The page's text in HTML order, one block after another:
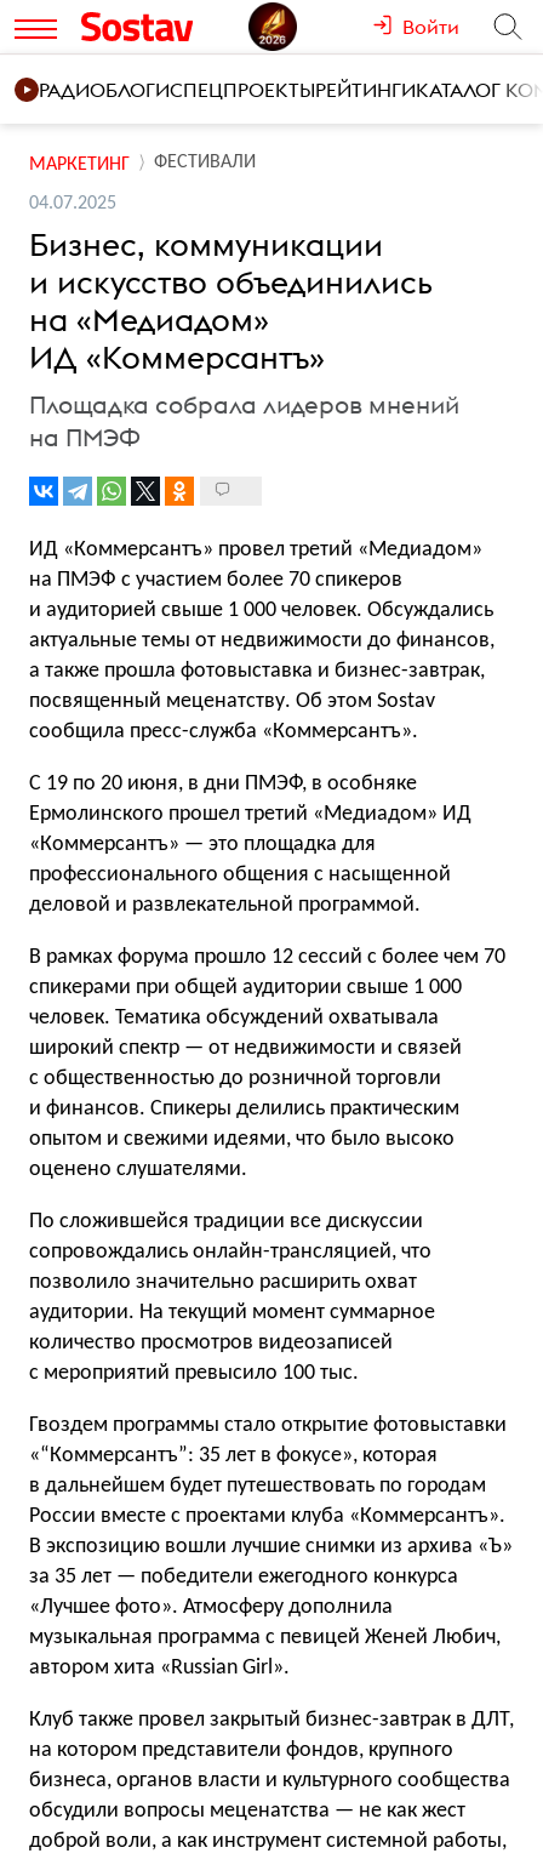
Войти
РАДИОБЛОГИСПЕЦПРОЕКТЫРЕЙТИНГИКАТАЛОГ
МАРКЕТИНГ ФЕСТИВАЛИ
04.07.2025
Бизнес, коммуникации
и искусство объединились
на «Медиадом»
ИД «Коммерсантъ»
Площадка собрала лидеров мнений
на ПМЭФ
ИД «Коммерсантъ» провел третий «Медиадом»
на ПМЭФ с участием более 70 спикеров
и аудиторией свыше 1 000 человек. Обсуждались
актуальные темы от недвижимости до финансов,
а также прошла фотовыставка и бизнес-завтрак,
посвященный меценатству. Об этом Sostav
сообщила пресс-служба «Коммерсантъ».
С 19 по 20 июня, в дни ПМЭФ, в особняке
Ермолинского прошел третий «Медиадом» ИД
«Коммерсантъ» — это площадка для
профессионального общения с насыщенной
деловой и развлекательной программой.
В рамках форума прошло 12 сессий с более чем 70
спикерами при общей аудитории свыше 1 000
человек. Тематика обсуждений охватывала
широкий спектр — от недвижимости и связей
с общественностью до розничной торговли
и финансов. Спикеры делились практическим
опытом и свежими идеями, что было высоко
оценено слушателями.
По сложившейся традиции все дискуссии
сопровождались онлайн-трансляцией, что
позволило значительно расширить охват
аудитории. На текущий момент суммарное
количество просмотров видеозаписей
с мероприятий превысило 100 тыс.
Гвоздем программы стало открытие фотовыставки
«“Коммерсантъ”: 35 лет в фокусе», которая
в дальнейшем будет путешествовать по городам
России вместе с проектами клуба «Коммерсантъ».
В экспозицию вошли лучшие снимки из архива «Ъ»
за 35 лет — победители ежегодного конкурса
«Лучшее фото». Атмосферу дополнила
музыкальная программа с певицей Женей Любич,
автором хита «Russian Girl».
Клуб также провел закрытый бизнес-завтрак в ДЛТ,
на котором представители фондов, крупного
бизнеса, органов власти и культурного сообщества
обсудили вопросы меценатства — не как жест
доброй воли, а как инструмент системной работы,